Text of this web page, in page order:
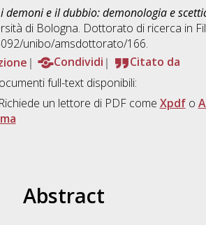
demoni e il dubbio: demonologia e
di Bologna. Dottorato di ricerca in
unibo/amsdottorato/166.
Condividi
Citato da
full-text disponibili:
un lettore di PDF come Xpdfo
Abstract